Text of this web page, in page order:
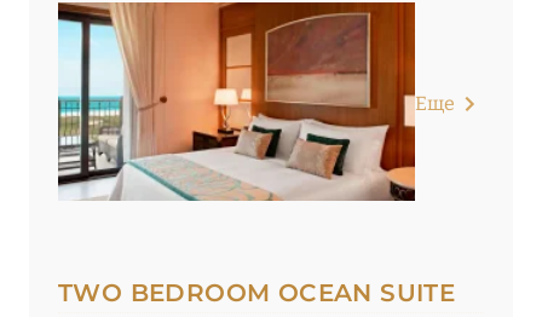
Еще
TWO BEDROOM OCEAN SUITE